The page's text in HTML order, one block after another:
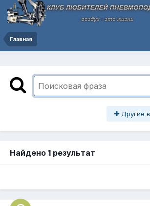
Главная
Другие
Найдено 1 результат